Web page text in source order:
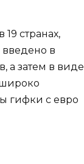
странах,
в
а затем в виде
широко
гифки с евро